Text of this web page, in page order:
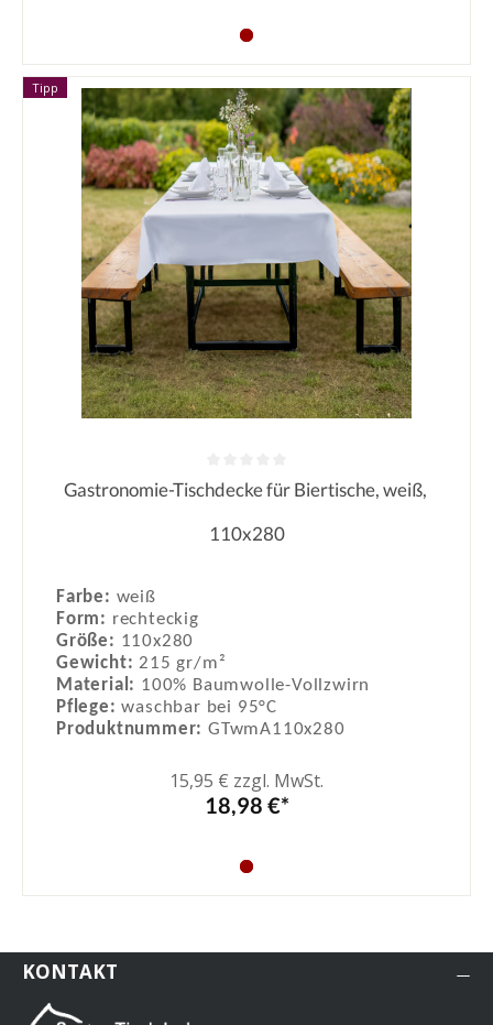
Tipp
Durchschnittliche Bewertung von 0
Gastronomie-Tischdecke für Biertische, weiß,
110x280
Farbe: weiß
Form: rechteckig
Größe: 110x280
Gewicht:215 gr/m²
Material: 100% Baumwolle-Vollzwirn
Pflege:waschbar bei 95°C
Produktnummer: GTwmA110x280
15,95 € zzgl. MwSt.
18,98 €*
KONTAKT